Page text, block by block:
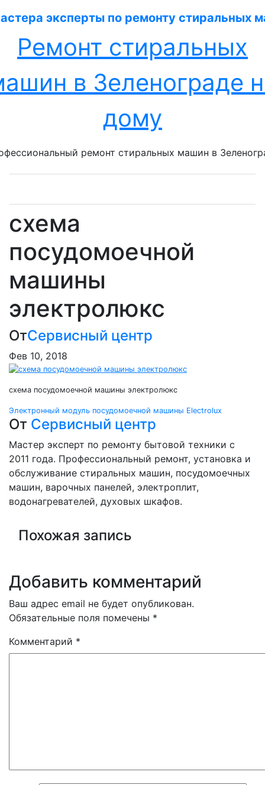
к
Ремонт стиральных
в Зеленограде
дому
ремонт стиральных машин в
схема
посудомоечной
машины
электролюкс
ОтСервисный центр
Фев 10, 2018
схема посудомоечной машины электролюкс
Навигация
по
записям
Электронный модуль посудомоечной машины Electrolux
От Сервисный центр
Мастер эксперт по ремонту бытовой техники с
2011 года. Профессиональный ремонт, установка и
обслуживание стиральных машин, посудомоечных
машин, варочных панелей, электроплит,
водонагревателей, духовых шкафов.
Похожая запись
Добавить комментарий
Ваш адрес email не будет опубликован.
Обязательные поля помечены *
Комментарий *